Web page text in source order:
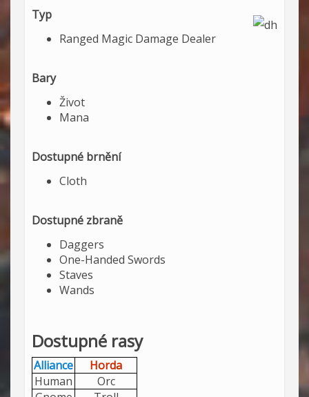
Typ
Ranged Magic Damage Dealer
Bary
Život
Mana
Dostupné brnění
Cloth
Dostupné zbraně
Daggers
One-Handed Swords
Staves
Wands
Dostupné rasy
Alliance
Horda
Human
Orc